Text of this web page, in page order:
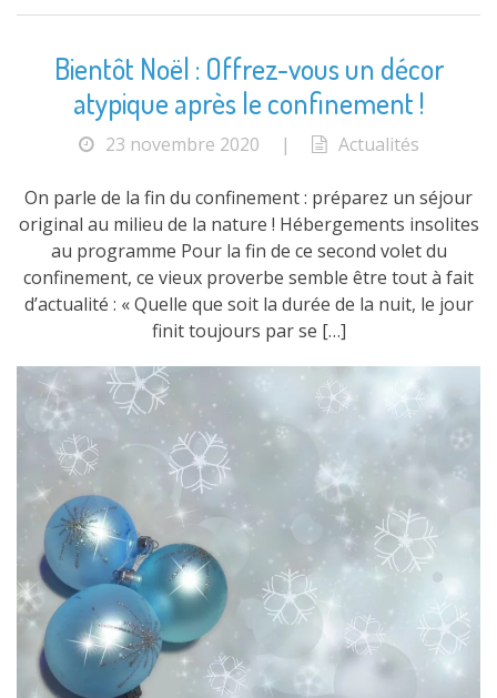
Bientôt Noël : Offrez-vous un décor
atypique après le confinement !
23 novembre 2020 | Actualités
On parle de la fin du confinement : préparez un séjour
original au milieu de la nature ! Hébergements insolites
au programme Pour la fin de ce second volet du
confinement, ce vieux proverbe semble être tout à fait
d’actualité : « Quelle que soit la durée de la nuit, le jour
finit toujours par se […]